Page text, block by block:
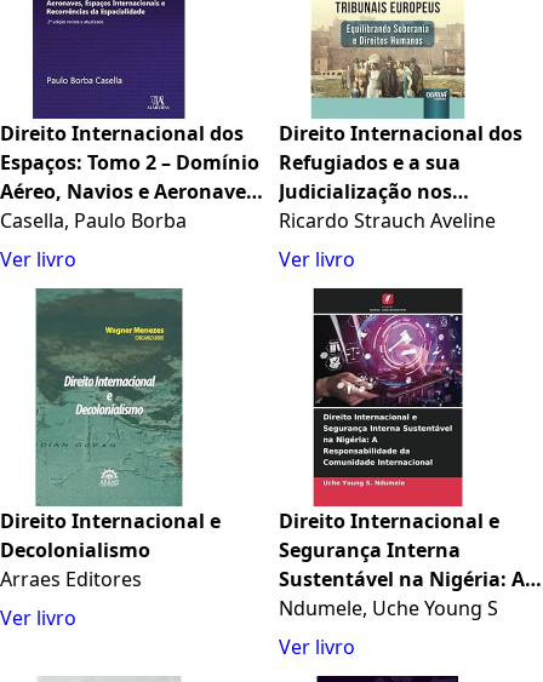
Direito Internacional dos
Espaços: Tomo 2 – Domínio
Aéreo, Navios e Aeronaves,
Espaços Internacionais e
Recorrências da
Casella, Paulo Borba
Ver livro
Direito Internacional dos
Refugiados e a sua
Judicialização nos
Tribunais Europeus -
Equilibrando Soberania e
Ricardo Strauch Aveline
Ver livro
Direito Internacional e
Decolonialismo
Arraes Editores
Ver livro
Direito Internacional e
Segurança Interna
Sustentável na Nigéria: A
Responsabilidade da
Comunidade Internacional
Ndumele, Uche Young S
Ver livro